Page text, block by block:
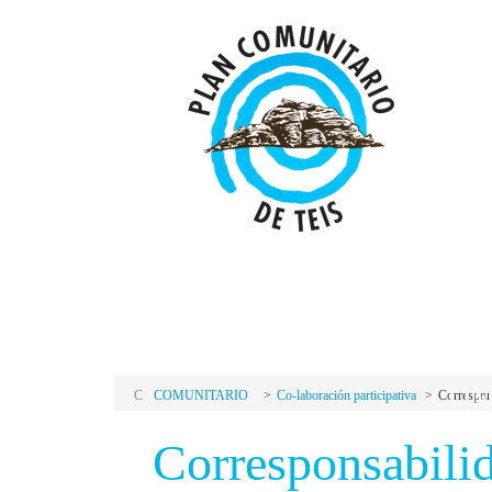
C COMUNITARIO Co-laboración participativa